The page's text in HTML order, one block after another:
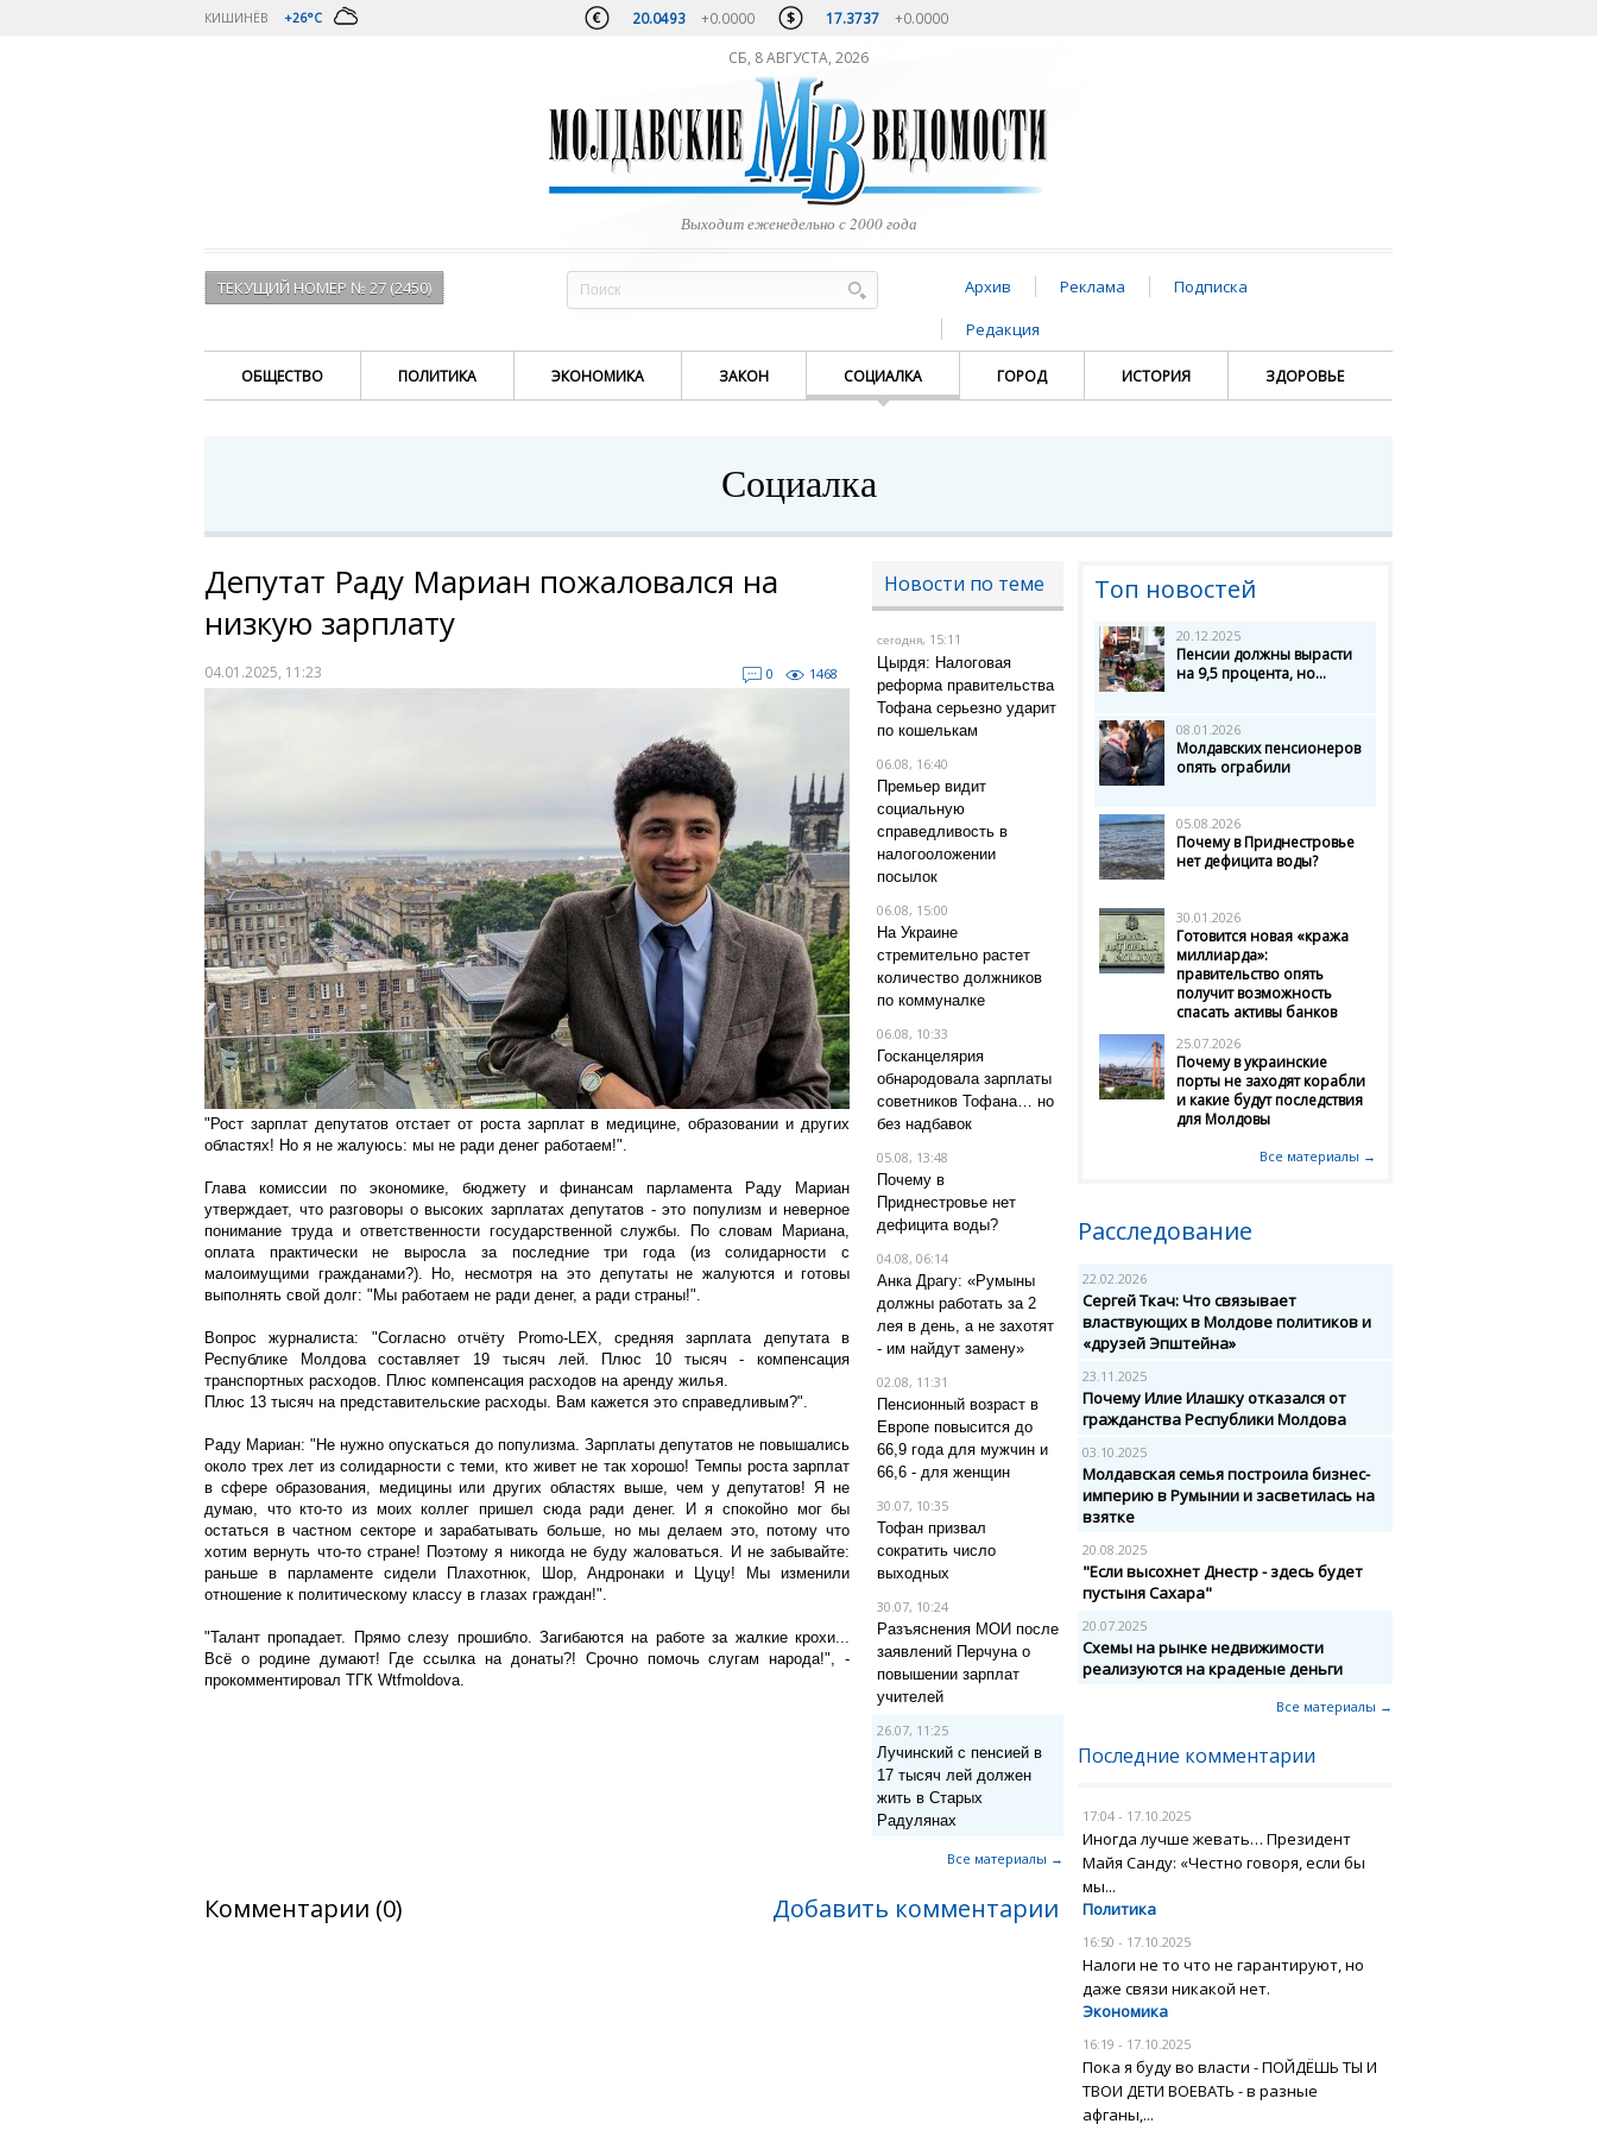
КИШИНЁВ +26°C 20.0493 +0.0000 17.3737 +0.0000
СБ, 8 АВГУСТА, 2026
Выходит еженедельно с 2000 года
ТЕКУЩИЙ НОМЕР № 27 (2450) Архив Реклама
Подписка
Редакция
ОБЩЕСТВО ПОЛИТИКА ЭКОНОМИКА ЗАКОН СОЦИАЛКА ГОРОД ИСТОРИЯ ЗДОРОВЬЕ
Социалка
Депутат Раду Мариан пожаловался на
низкую зарплату
04.01.2025, 11:23 0 1468
"Рост зарплат депутатов отстает от роста зарплат в медицине, образовании и других
областях! Но я не жалуюсь: мы не ради денег работаем!".
Глава комиссии по экономике, бюджету и финансам парламента Раду Мариан
утверждает, что разговоры о высоких зарплатах депутатов - это популизм и неверное
понимание труда и ответственности государственной службы. По словам Мариана,
оплата практически не выросла за последние три года (из солидарности с
малоимущими гражданами?). Но, несмотря на это депутаты не жалуются и готовы
выполнять свой долг: "Мы работаем не ради денег, а ради страны!".
Вопрос журналиста: "Согласно отчёту Promo-LEX, средняя зарплата депутата в
Республике Молдова составляет 19 тысяч лей. Плюс 10 тысяч - компенсация
транспортных расходов. Плюс компенсация расходов на аренду жилья.
Плюс 13 тысяч на представительские расходы. Вам кажется это справедливым?".
Раду Мариан: "Не нужно опускаться до популизма. Зарплаты депутатов не повышались
около трех лет из солидарности с теми, кто живет не так хорошо! Темпы роста зарплат
в сфере образования, медицины или других областях выше, чем у депутатов! Я не
думаю, что кто-то из моих коллег пришел сюда ради денег. И я спокойно мог бы
остаться в частном секторе и зарабатывать больше, но мы делаем это, потому что
хотим вернуть что-то стране! Поэтому я никогда не буду жаловаться. И не забывайте:
раньше в парламенте сидели Плахотнюк, Шор, Андронаки и Цуцу! Мы изменили
отношение к политическому классу в глазах граждан!".
"Талант пропадает. Прямо слезу прошибло. Загибаются на работе за жалкие крохи...
Всё о родине думают! Где ссылка на донаты?! Срочно помочь слугам народа!", -
прокомментировал ТГК Wtfmoldova.
Новости по теме
сегодня, 15:11
Цырдя: Налоговая
реформа правительства
Тофана серьезно ударит
по кошелькам
06.08, 16:40
Премьер видит
социальную
справедливость в
налогооложении
посылок
06.08, 15:00
На Украине
стремительно растет
количество должников
по коммуналке
06.08, 10:33
Госканцелярия
обнародовала зарплаты
советников Тофана… но
без надбавок
05.08, 13:48
Почему в
Приднестровье нет
дефицита воды?
04.08, 06:14
Анка Драгу: «Румыны
должны работать за 2
лея в день, а не захотят
- им найдут замену»
02.08, 11:31
Пенсионный возраст в
Европе повысится до
66,9 года для мужчин и
66,6 - для женщин
30.07, 10:35
Тофан призвал
сократить число
выходных
30.07, 10:24
Разъяснения МОИ после
заявлений Перчуна о
повышении зарплат
учителей
26.07, 11:25
Лучинский с пенсией в
17 тысяч лей должен
жить в Старых
Радулянах
Все материалы →
Комментарии (0) Добавить комментарии
Топ новостей
20.12.2025
Пенсии должны вырасти
на 9,5 процента, но...
08.01.2026
Молдавских пенсионеров
опять ограбили
05.08.2026
Почему в Приднестровье
нет дефицита воды?
30.01.2026
Готовится новая «кража
миллиарда»:
правительство опять
получит возможность
спасать активы банков
25.07.2026
Почему в украинские
порты не заходят корабли
и какие будут последствия
для Молдовы
Все материалы →
Расследование
22.02.2026
Сергей Ткач: Что связывает
властвующих в Молдове политиков и
«друзей Эпштейна»
23.11.2025
Почему Илие Илашку отказался от
гражданства Республики Молдова
03.10.2025
Молдавская семья построила бизнес-
империю в Румынии и засветилась на
взятке
20.08.2025
"Если высохнет Днестр - здесь будет
пустыня Сахара"
20.07.2025
Схемы на рынке недвижимости
реализуются на краденые деньги
Все материалы →
Последние комментарии
17:04 - 17.10.2025
Иногда лучше жевать… Президент
Майя Санду: «Честно говоря, если бы
мы...
Политика
16:50 - 17.10.2025
Налоги не то что не гарантируют, но
даже связи никакой нет.
Экономика
16:19 - 17.10.2025
Пока я буду во власти - ПОЙДЁШЬ ТЫ И
ТВОИ ДЕТИ ВОЕВАТЬ - в разные
афганы,...